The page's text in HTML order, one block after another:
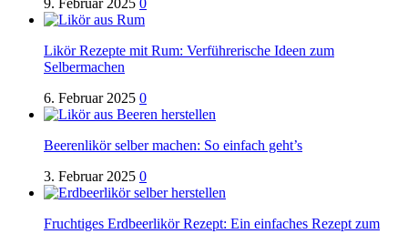
9. Februar 2025 0
Likör Rezepte mit Rum: Verführerische Ideen zum
Selbermachen
6. Februar 2025 0
Beerenlikör selber machen: So einfach geht’s
3. Februar 2025 0
Fruchtiges Erdbeerlikör Rezept: Ein einfaches Rezept zum